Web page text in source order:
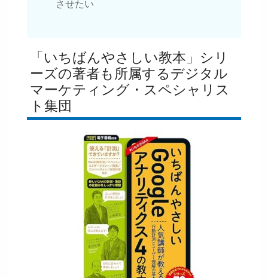
させたい
「いちばんやさしい教本」シリ
ーズの著者も所属するデジタル
マーケティング・スペシャリス
ト集団